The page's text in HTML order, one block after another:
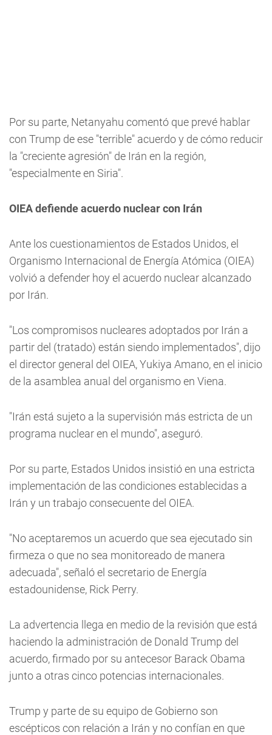
Por su parte, Netanyahu comentó que prevé hablar
con Trump de ese "terrible" acuerdo y de cómo reducir
la "creciente agresión" de Irán en la región,
"especialmente en Siria".
OIEA defiende acuerdo nuclear con Irán
Ante los cuestionamientos de Estados Unidos, el
Organismo Internacional de Energía Atómica (OIEA)
volvió a defender hoy el acuerdo nuclear alcanzado
por Irán.
"Los compromisos nucleares adoptados por Irán a
partir del (tratado) están siendo implementados", dijo
el director general del OIEA, Yukiya Amano, en el inicio
de la asamblea anual del organismo en Viena.
"Irán está sujeto a la supervisión más estricta de un
programa nuclear en el mundo", aseguró.
Por su parte, Estados Unidos insistió en una estricta
implementación de las condiciones establecidas a
Irán y un trabajo consecuente del OIEA.
"No aceptaremos un acuerdo que sea ejecutado sin
firmeza o que no sea monitoreado de manera
adecuada", señaló el secretario de Energía
estadounidense, Rick Perry.
La advertencia llega en medio de la revisión que está
haciendo la administración de Donald Trump del
acuerdo, firmado por su antecesor Barack Obama
junto a otras cinco potencias internacionales.
Trump y parte de su equipo de Gobierno son
escépticos con relación a Irán y no confían en que